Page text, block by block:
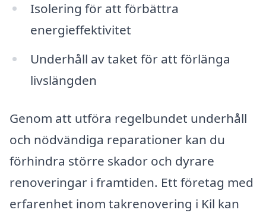
Isolering för att förbättra
energieffektivitet
Underhåll av taket för att förlänga
livslängden
Genom att utföra regelbundet underhåll
och nödvändiga reparationer kan du
förhindra större skador och dyrare
renoveringar i framtiden. Ett företag med
erfarenhet inom takrenovering i Kil kan